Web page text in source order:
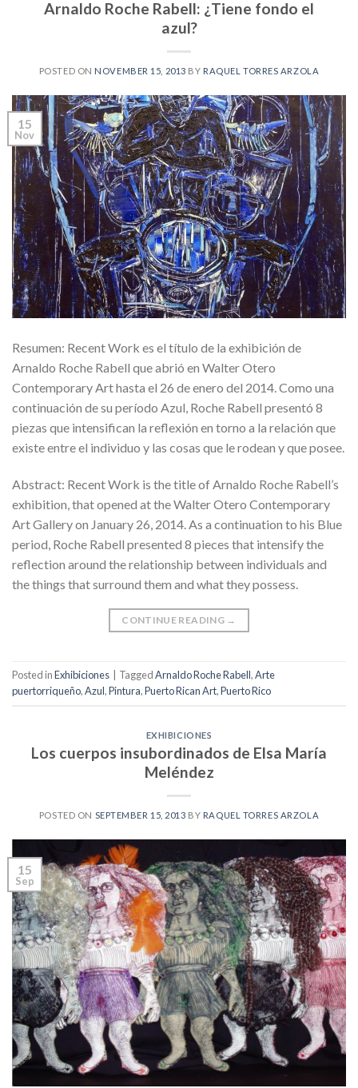
Arnaldo Roche Rabell: ¿Tiene fondo el
azul?
POSTED ON NOVEMBER 15, 2013 BY RAQUEL TORRES ARZOLA
15
Nov
Resumen: Recent Work es el título de la exhibición de
Arnaldo Roche Rabell que abrió en Walter Otero
Contemporary Art hasta el 26 de enero del 2014. Como una
continuación de su período Azul, Roche Rabell presentó 8
piezas que intensifican la reflexión en torno a la relación que
existe entre el individuo y las cosas que le rodean y que posee.
Abstract: Recent Work is the title of Arnaldo Roche Rabell’s
exhibition, that opened at the Walter Otero Contemporary
Art Gallery on January 26, 2014. As a continuation to his Blue
period, Roche Rabell presented 8 pieces that intensify the
reflection around the relationship between individuals and
the things that surround them and what they possess.
CONTINUE READING →
Posted inExhibiciones TaggedArnaldo Roche Rabell,Arte
puertorriqueño,Azul,Pintura,Puerto Rican Art,Puerto Rico
EXHIBICIONES
Los cuerpos insubordinados de Elsa María
Meléndez
POSTED ON SEPTEMBER 15, 2013 BY RAQUEL TORRES ARZOLA
15
Sep